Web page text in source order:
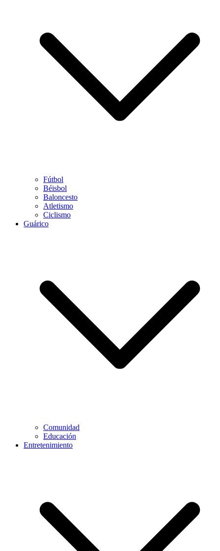
Fútbol
Béisbol
Baloncesto
Atletismo
Ciclismo
Guárico
Comunidad
Educación
Entretenimiento